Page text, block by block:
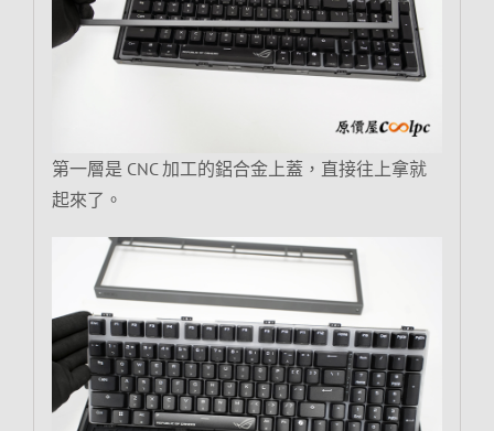
第一層是 CNC 加工的鋁合金上蓋，直接往上拿就
起來了。